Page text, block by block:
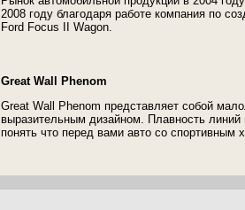
2008 году благодаря работе компания по
Ford Focus II Wagon.
Great Wall Phenom
Great Wall Phenom представляет собой
выразительным дизайном. Плавность
понять что перед вами авто со спортивным